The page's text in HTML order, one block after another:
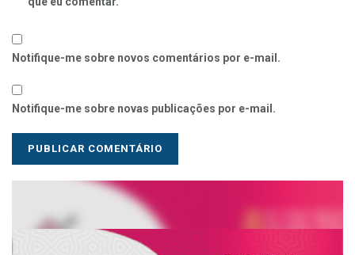
Notifique-me sobre novos comentários por e-mail.
Notifique-me sobre novas publicações por e-mail.